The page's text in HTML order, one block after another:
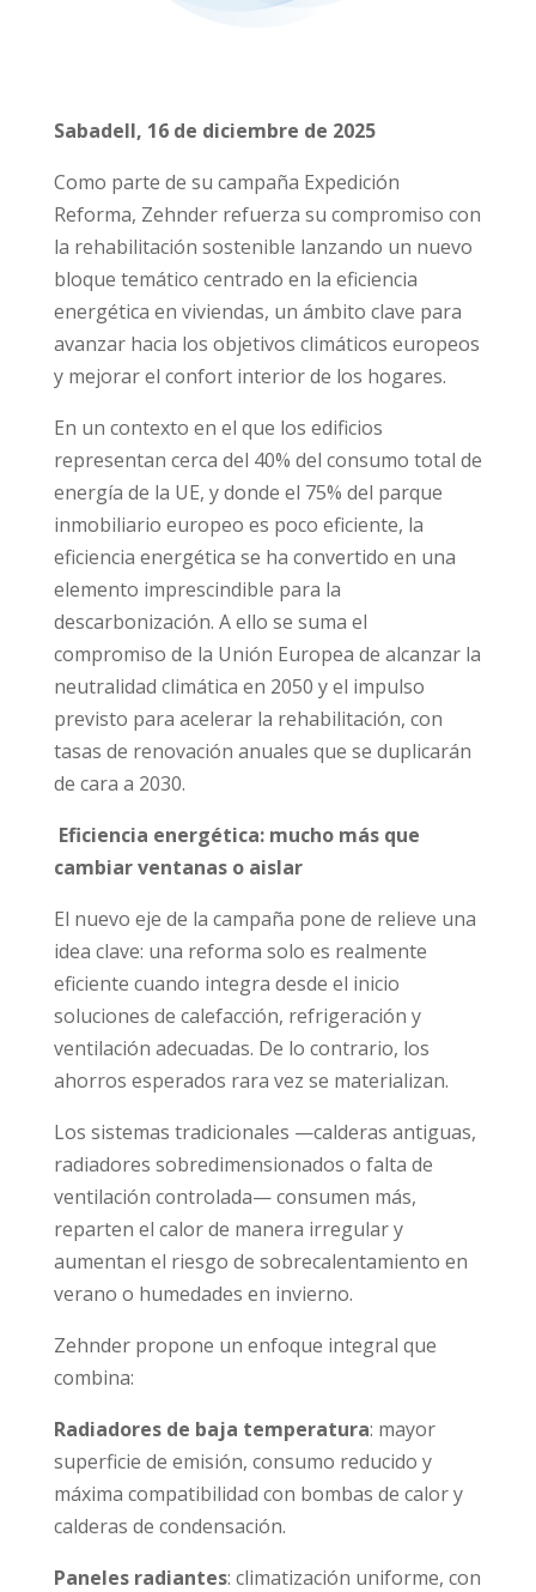
Sabadell, 16 de diciembre de 2025
Como parte de su campaña Expedición
Reforma, Zehnder refuerza su compromiso con
la rehabilitación sostenible lanzando un nuevo
bloque temático centrado en la eficiencia
energética en viviendas, un ámbito clave para
avanzar hacia los objetivos climáticos europeos
y mejorar el confort interior de los hogares.
En un contexto en el que los edificios
representan cerca del 40% del consumo total de
energía de la UE, y donde el 75% del parque
inmobiliario europeo es poco eficiente, la
eficiencia energética se ha convertido en una
elemento imprescindible para la
descarbonización. A ello se suma el
compromiso de la Unión Europea de alcanzar la
neutralidad climática en 2050 y el impulso
previsto para acelerar la rehabilitación, con
tasas de renovación anuales que se duplicarán
de cara a 2030.
Eficiencia energética: mucho más que
cambiar ventanas o aislar
El nuevo eje de la campaña pone de relieve una
idea clave: una reforma solo es realmente
eficiente cuando integra desde el inicio
soluciones de calefacción, refrigeración y
ventilación adecuadas. De lo contrario, los
ahorros esperados rara vez se materializan.
Los sistemas tradicionales —calderas antiguas,
radiadores sobredimensionados o falta de
ventilación controlada— consumen más,
reparten el calor de manera irregular y
aumentan el riesgo de sobrecalentamiento en
verano o humedades en invierno.
Zehnder propone un enfoque integral que
combina:
Radiadores de baja temperatura: mayor
superficie de emisión, consumo reducido y
máxima compatibilidad con bombas de calor y
calderas de condensación.
Paneles radiantes: climatización uniforme, con